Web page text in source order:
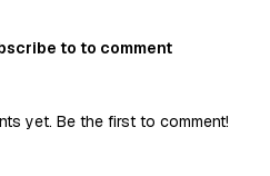
to to comment
yet. Be the first to comment!